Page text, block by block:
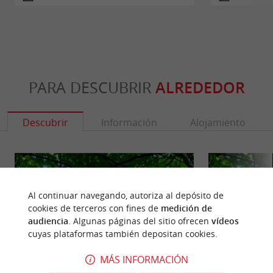
PARA DESCUBRIR ALREDEDOR
Descubrir Información Alojamiento
Al continuar navegando, autoriza al depósito de
cookies de terceros con fines de medición de
audiencia. Algunas páginas del sitio ofrecen vídeos
cuyas plataformas también depositan cookies.
MÁS INFORMACIÓN